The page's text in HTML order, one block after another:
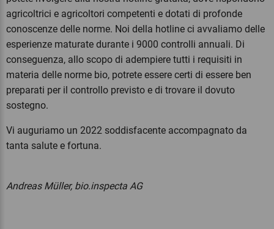
agricoltrici e agricoltori competenti e dotati di profonde
conoscenze delle norme. Noi della hotline ci avvaliamo delle
esperienze maturate durante i 9000 controlli annuali. Di
conseguenza, allo scopo di adempiere tutti i requisiti in
materia delle norme bio, potrete essere certi di essere ben
preparati per il controllo previsto e di trovare il dovuto
sostegno.
Vi auguriamo un 2022 soddisfacente accompagnato da
tanta salute e fortuna.
Andreas Müller, bio.inspecta AG